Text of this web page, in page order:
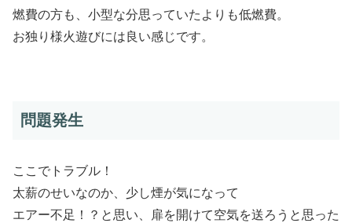
燃費の方も、小型な分思っていたよりも低燃費。
お独り様火遊びには良い感じです。
問題発生
ここでトラブル！
太薪のせいなのか、少し煙が気になって
エアー不足！？と思い、扉を開けて空気を送ろうと思った